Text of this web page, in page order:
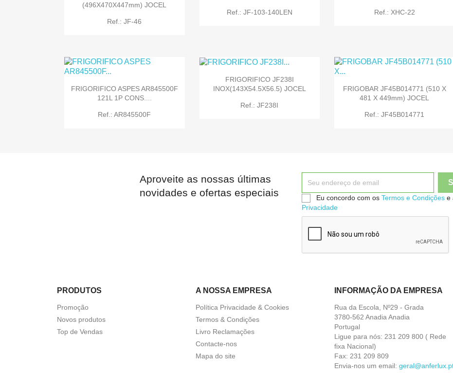
 Quick view  Quick view
(496X470X447mm) JOCEL
Ref.: JF-46
 Quick view
Ref.: JF-103-140LEN Ref.: XHC-22
 Quick view
FRIGORIFICO ASPES AR845500F
121L 1P CONS....
Ref.: AR845500F
FRIGORIFICO JF238I
INOX(143X54.5X56.5) JOCEL
Ref.: JF238I
 Quick view
FRIGOBAR JF45B014771 (510 X
481 X 449mm) JOCEL
Ref.: JF45B014771

Aproveite as nossas últimas
novidades e ofertas especiais
Eu concordo com osTermos e Condições e
Privacidade
PRODUTOS
Promoção
Novos produtos
Top de Vendas
A NOSSA EMPRESA
Política Privacidade & Cookies
Termos & Condições
Livro Reclamações
Contacte-nos
Mapa do site
INFORMAÇÃO DA EMPRESA
Rua da Escola, Nº29 - Grada
3780-562 Anadia Anadia
Portugal
Ligue para nós: 231 209 800 ( Rede
fixa Nacional)
Fax: 231 209 809
Envia-nos um email: